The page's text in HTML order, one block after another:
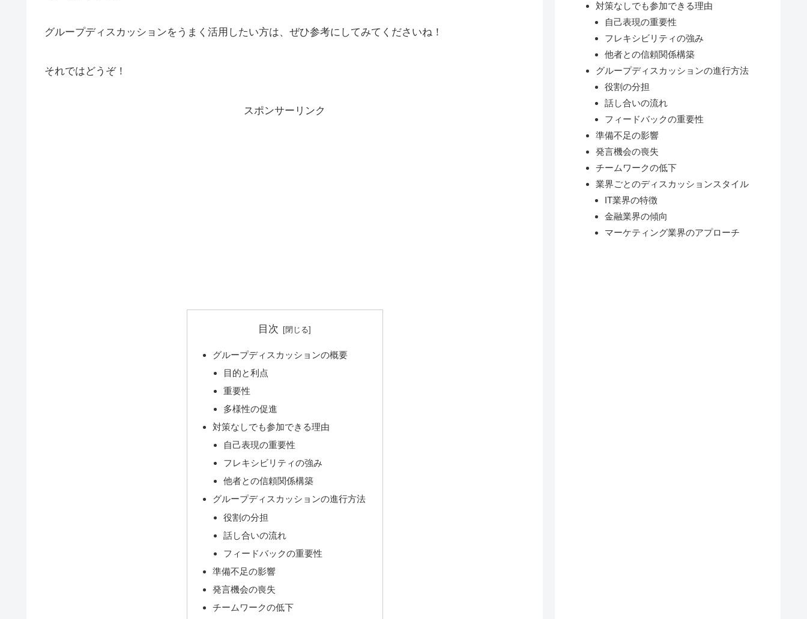
グループディスカッションをうまく活用したい方は、ぜひ参考にしてみてくださいね！
それではどうぞ！
スポンサーリンク
目次
グループディスカッションの概要
目的と利点
重要性
多様性の促進
対策なしでも参加できる理由
自己表現の重要性
フレキシビリティの強み
他者との信頼関係構築
グループディスカッションの進行方法
役割の分担
話し合いの流れ
フィードバックの重要性
準備不足の影響
発言機会の喪失
チームワークの低下
対策なしでも参加できる理由
自己表現の重要性
フレキシビリティの強み
他者との信頼関係構築
グループディスカッションの進行方法
役割の分担
話し合いの流れ
フィードバックの重要性
準備不足の影響
発言機会の喪失
チームワークの低下
業界ごとのディスカッションスタイル
IT業界の特徴
金融業界の傾向
マーケティング業界のアプローチ